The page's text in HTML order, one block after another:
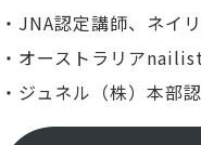
・JNA認定講師、ネイ
・オーストラリア
・ジュネル（株）本部